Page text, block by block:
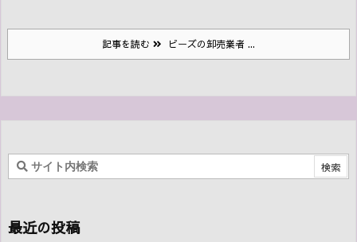
記事を読む ビーズの卸売業者 ...
最近の投稿